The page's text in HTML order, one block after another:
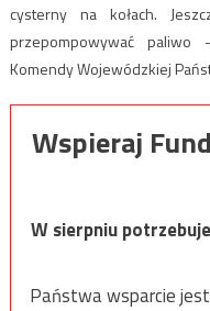
cysterny na kołach.
przepompowywać paliwo
Komendy Wojewódzkiej
Wspieraj
W sierpniu
Państwa wsparcie